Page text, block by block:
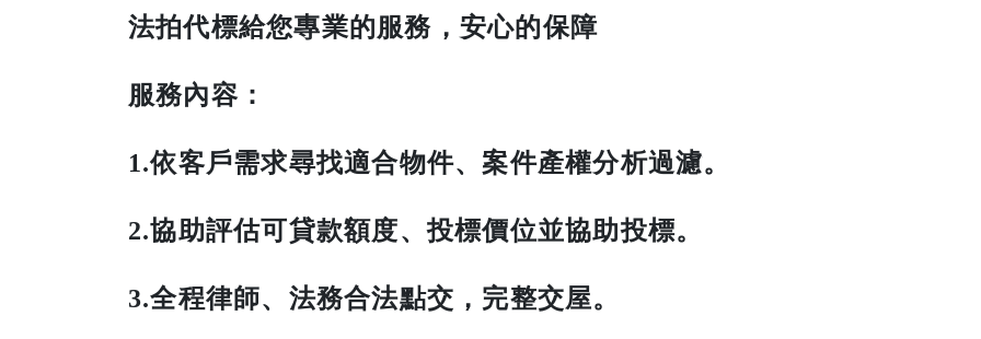
法拍代標給您專業的服務，安心的保障
服務內容：
1.依客戶需求尋找適合物件、案件產權分析過濾。
2.協助評估可貸款額度、投標價位並協助投標。
3.全程律師、法務合法點交，完整交屋。